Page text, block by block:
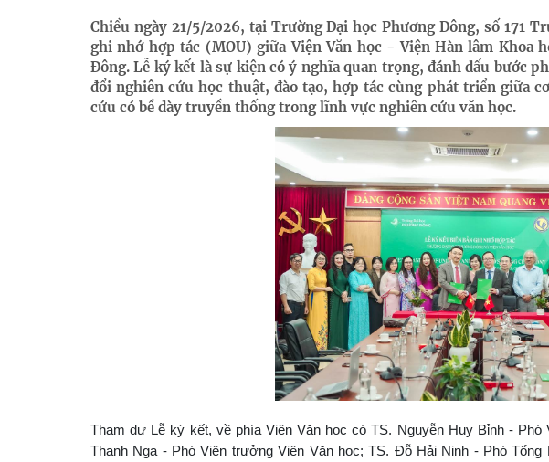
Chiều ngày 21/5/2026, tại Trường Đại học Phương Đông, số 171
ghi nhớ hợp tác (MOU) giữa Viện Văn học - Viện Hàn lâm Khoa
Đông. Lễ ký kết là sự kiện có ý nghĩa quan trọng, đánh dấu bước
đổi nghiên cứu học thuật, đào tạo, hợp tác cùng phát triển giữa
cứu có bề dày truyền thống trong lĩnh vực nghiên cứu văn học.
Tham dự Lễ ký kết, về phía Viện Văn học có TS. Nguyễn Huy Bỉnh -
Thanh Nga - Phó Viện trưởng Viện Văn học; TS. Đỗ Hải Ninh - Phó